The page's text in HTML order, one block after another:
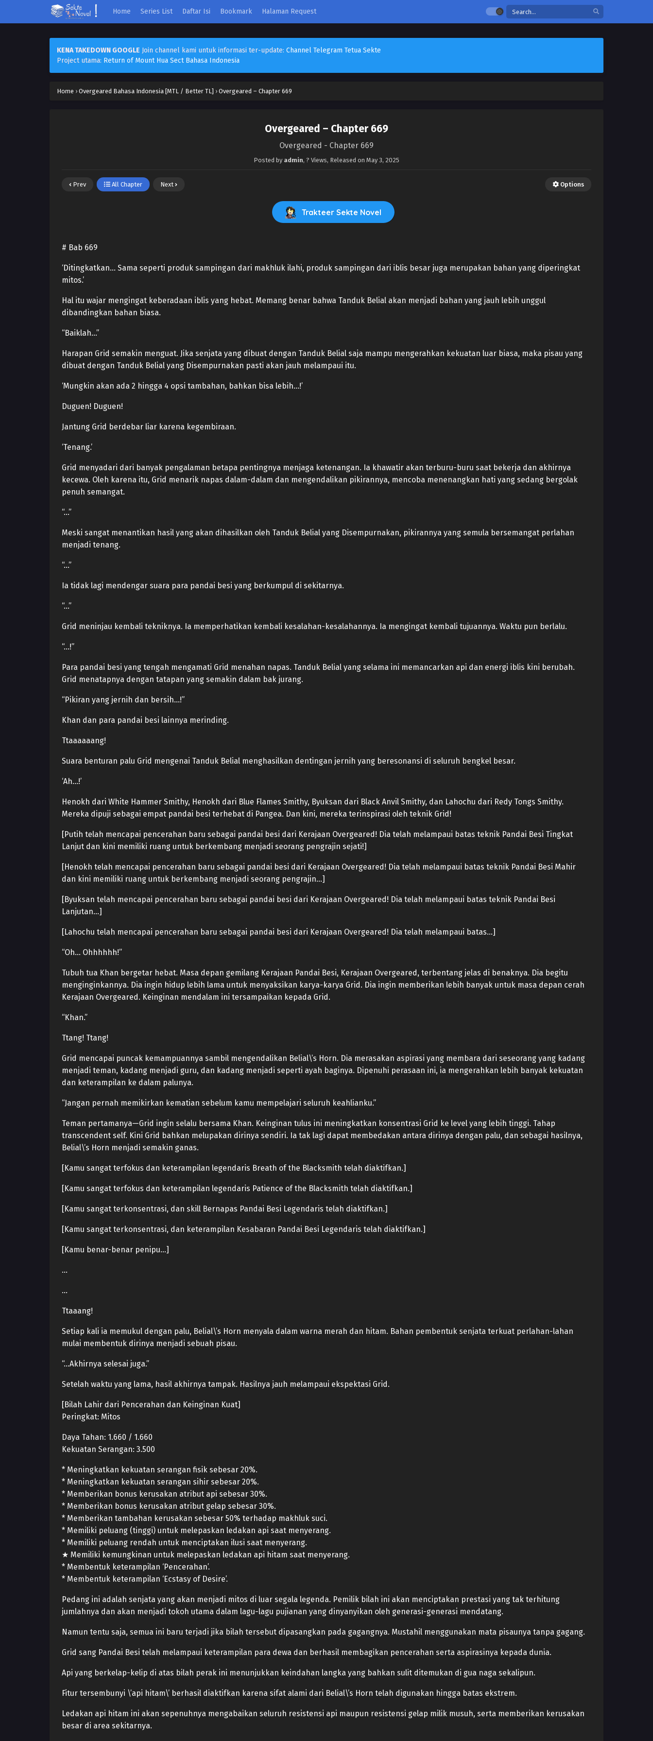
Home Series List Daftar Isi Bookmark Halaman Request
KENA TAKEDOWN GOOGLE Join channel kami untuk informasi ter-update: Channel Telegram Tetua Sekte
Project utama: Return of Mount Hua Sect Bahasa Indonesia
Home › Overgeared Bahasa Indonesia [MTL / Better TL] › Overgeared – Chapter 669
Overgeared – Chapter 669
Overgeared - Chapter 669
Posted by admin, ? Views, Released on May 3, 2025
Prev All Chapter Next Options
Trakteer Sekte Novel
# Bab 669
‘Ditingkatkan… Sama seperti produk sampingan dari makhluk ilahi, produk sampingan dari iblis besar juga merupakan bahan yang diperingkat
mitos.’
Hal itu wajar mengingat keberadaan iblis yang hebat. Memang benar bahwa Tanduk Belial akan menjadi bahan yang jauh lebih unggul
dibandingkan bahan biasa.
“Baiklah…”
Harapan Grid semakin menguat. Jika senjata yang dibuat dengan Tanduk Belial saja mampu mengerahkan kekuatan luar biasa, maka pisau yang
dibuat dengan Tanduk Belial yang Disempurnakan pasti akan jauh melampaui itu.
‘Mungkin akan ada 2 hingga 4 opsi tambahan, bahkan bisa lebih…!’
Duguen! Duguen!
Jantung Grid berdebar liar karena kegembiraan.
‘Tenang.’
Grid menyadari dari banyak pengalaman betapa pentingnya menjaga ketenangan. Ia khawatir akan terburu-buru saat bekerja dan akhirnya
kecewa. Oleh karena itu, Grid menarik napas dalam-dalam dan mengendalikan pikirannya, mencoba menenangkan hati yang sedang bergolak
penuh semangat.
“…”
Meski sangat menantikan hasil yang akan dihasilkan oleh Tanduk Belial yang Disempurnakan, pikirannya yang semula bersemangat perlahan
menjadi tenang.
“…”
Ia tidak lagi mendengar suara para pandai besi yang berkumpul di sekitarnya.
“…”
Grid meninjau kembali tekniknya. Ia memperhatikan kembali kesalahan-kesalahannya. Ia mengingat kembali tujuannya. Waktu pun berlalu.
“…!”
Para pandai besi yang tengah mengamati Grid menahan napas. Tanduk Belial yang selama ini memancarkan api dan energi iblis kini berubah.
Grid menatapnya dengan tatapan yang semakin dalam bak jurang.
“Pikiran yang jernih dan bersih…!”
Khan dan para pandai besi lainnya merinding.
Ttaaaaaang!
Suara benturan palu Grid mengenai Tanduk Belial menghasilkan dentingan jernih yang beresonansi di seluruh bengkel besar.
‘Ah…!’
Henokh dari White Hammer Smithy, Henokh dari Blue Flames Smithy, Byuksan dari Black Anvil Smithy, dan Lahochu dari Redy Tongs Smithy.
Mereka dipuji sebagai empat pandai besi terhebat di Pangea. Dan kini, mereka terinspirasi oleh teknik Grid!
[Putih telah mencapai pencerahan baru sebagai pandai besi dari Kerajaan Overgeared! Dia telah melampaui batas teknik Pandai Besi Tingkat
Lanjut dan kini memiliki ruang untuk berkembang menjadi seorang pengrajin sejati!]
[Henokh telah mencapai pencerahan baru sebagai pandai besi dari Kerajaan Overgeared! Dia telah melampaui batas teknik Pandai Besi Mahir
dan kini memiliki ruang untuk berkembang menjadi seorang pengrajin…]
[Byuksan telah mencapai pencerahan baru sebagai pandai besi dari Kerajaan Overgeared! Dia telah melampaui batas teknik Pandai Besi
Lanjutan…]
[Lahochu telah mencapai pencerahan baru sebagai pandai besi dari Kerajaan Overgeared! Dia telah melampaui batas…]
“Oh… Ohhhhhh!”
Tubuh tua Khan bergetar hebat. Masa depan gemilang Kerajaan Pandai Besi, Kerajaan Overgeared, terbentang jelas di benaknya. Dia begitu
menginginkannya. Dia ingin hidup lebih lama untuk menyaksikan karya-karya Grid. Dia ingin memberikan lebih banyak untuk masa depan cerah
Kerajaan Overgeared. Keinginan mendalam ini tersampaikan kepada Grid.
“Khan.”
Ttang! Ttang!
Grid mencapai puncak kemampuannya sambil mengendalikan Belial\’s Horn. Dia merasakan aspirasi yang membara dari seseorang yang kadang
menjadi teman, kadang menjadi guru, dan kadang menjadi seperti ayah baginya. Dipenuhi perasaan ini, ia mengerahkan lebih banyak kekuatan
dan keterampilan ke dalam palunya.
“Jangan pernah memikirkan kematian sebelum kamu mempelajari seluruh keahlianku.”
Teman pertamanya—Grid ingin selalu bersama Khan. Keinginan tulus ini meningkatkan konsentrasi Grid ke level yang lebih tinggi. Tahap
transcendent self. Kini Grid bahkan melupakan dirinya sendiri. Ia tak lagi dapat membedakan antara dirinya dengan palu, dan sebagai hasilnya,
Belial\’s Horn menjadi semakin ganas.
[Kamu sangat terfokus dan keterampilan legendaris Breath of the Blacksmith telah diaktifkan.]
[Kamu sangat terfokus dan keterampilan legendaris Patience of the Blacksmith telah diaktifkan.]
[Kamu sangat terkonsentrasi, dan skill Bernapas Pandai Besi Legendaris telah diaktifkan.]
[Kamu sangat terkonsentrasi, dan keterampilan Kesabaran Pandai Besi Legendaris telah diaktifkan.]
[Kamu benar-benar penipu…]
…
…
Ttaaang!
Setiap kali ia memukul dengan palu, Belial\’s Horn menyala dalam warna merah dan hitam. Bahan pembentuk senjata terkuat perlahan-lahan
mulai membentuk dirinya menjadi sebuah pisau.
“…Akhirnya selesai juga.”
Setelah waktu yang lama, hasil akhirnya tampak. Hasilnya jauh melampaui ekspektasi Grid.
[Bilah Lahir dari Pencerahan dan Keinginan Kuat]
Peringkat: Mitos
Daya Tahan: 1.660 / 1.660
Kekuatan Serangan: 3.500
* Meningkatkan kekuatan serangan fisik sebesar 20%.
* Meningkatkan kekuatan serangan sihir sebesar 20%.
* Memberikan bonus kerusakan atribut api sebesar 30%.
* Memberikan bonus kerusakan atribut gelap sebesar 30%.
* Memberikan tambahan kerusakan sebesar 50% terhadap makhluk suci.
* Memiliki peluang (tinggi) untuk melepaskan ledakan api saat menyerang.
* Memiliki peluang rendah untuk menciptakan ilusi saat menyerang.
★ Memiliki kemungkinan untuk melepaskan ledakan api hitam saat menyerang.
* Membentuk keterampilan ‘Pencerahan’.
* Membentuk keterampilan ‘Ecstasy of Desire’.
Pedang ini adalah senjata yang akan menjadi mitos di luar segala legenda. Pemilik bilah ini akan menciptakan prestasi yang tak terhitung
jumlahnya dan akan menjadi tokoh utama dalam lagu-lagu pujianan yang dinyanyikan oleh generasi-generasi mendatang.
Namun tentu saja, semua ini baru terjadi jika bilah tersebut dipasangkan pada gagangnya. Mustahil menggunakan mata pisaunya tanpa gagang.
Grid sang Pandai Besi telah melampaui keterampilan para dewa dan berhasil membagikan pencerahan serta aspirasinya kepada dunia.
Api yang berkelap-kelip di atas bilah perak ini menunjukkan keindahan langka yang bahkan sulit ditemukan di gua naga sekalipun.
Fitur tersembunyi \’api hitam\’ berhasil diaktifkan karena sifat alami dari Belial\’s Horn telah digunakan hingga batas ekstrem.
Ledakan api hitam ini akan sepenuhnya mengabaikan seluruh resistensi api maupun resistensi gelap milik musuh, serta memberikan kerusakan
besar di area sekitarnya.